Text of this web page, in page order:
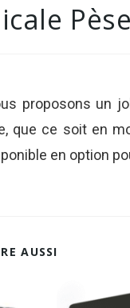
proposons un
que ce soit en
en option
AUSSI